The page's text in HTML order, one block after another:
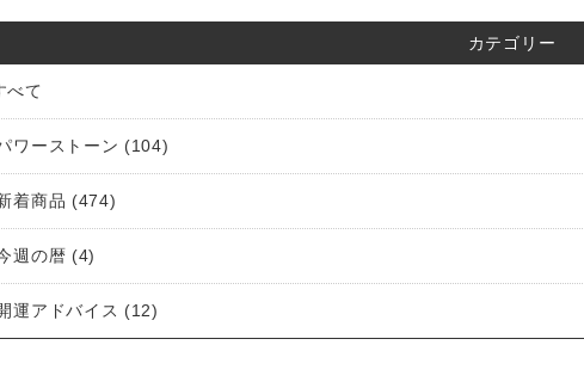
カテゴリー
べて
ワーストーン (104)
着商品 (474)
週の暦 (4)
運アドバイス (12)